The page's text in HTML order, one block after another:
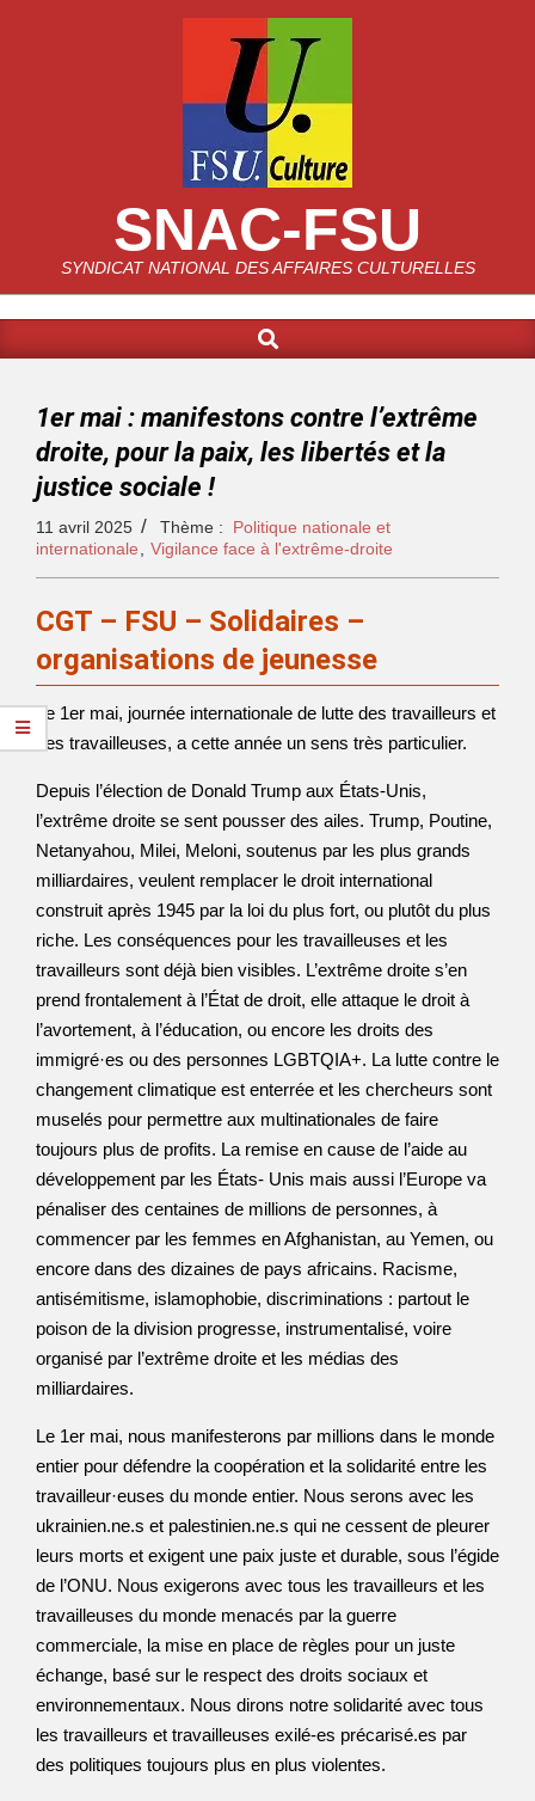
SNAC-FSU
SYNDICAT NATIONAL DES AFFAIRES CULTURELLES
1er mai : manifestons contre l’extrême
droite, pour la paix, les libertés et la
justice sociale !
11 avril 2025 Thème :
Politique nationale et
internationale
Vigilance face à l'extrême-droite
CGT – FSU – Solidaires –
organisations de jeunesse
Le 1er mai, journée internationale de lutte des travailleurs et
des travailleuses, a cette année un sens très particulier.
Depuis l’élection de Donald Trump aux États-Unis,
l’extrême droite se sent pousser des ailes. Trump, Poutine,
Netanyahou, Milei, Meloni, soutenus par les plus grands
milliardaires, veulent remplacer le droit international
construit après 1945 par la loi du plus fort, ou plutôt du plus
riche. Les conséquences pour les travailleuses et les
travailleurs sont déjà bien visibles. L’extrême droite s’en
prend frontalement à l’État de droit, elle attaque le droit à
l’avortement, à l’éducation, ou encore les droits des
immigré·es ou des personnes LGBTQIA+. La lutte contre le
changement climatique est enterrée et les chercheurs sont
muselés pour permettre aux multinationales de faire
toujours plus de profits. La remise en cause de l’aide au
développement par les États- Unis mais aussi l’Europe va
pénaliser des centaines de millions de personnes, à
commencer par les femmes en Afghanistan, au Yemen, ou
encore dans des dizaines de pays africains. Racisme,
antisémitisme, islamophobie, discriminations : partout le
poison de la division progresse, instrumentalisé, voire
organisé par l’extrême droite et les médias des
milliardaires.
Le 1er mai, nous manifesterons par millions dans le monde
entier pour défendre la coopération et la solidarité entre les
travailleur·euses du monde entier. Nous serons avec les
ukrainien.ne.s et palestinien.ne.s qui ne cessent de pleurer
leurs morts et exigent une paix juste et durable, sous l’égide
de l’ONU. Nous exigerons avec tous les travailleurs et les
travailleuses du monde menacés par la guerre
commerciale, la mise en place de règles pour un juste
échange, basé sur le respect des droits sociaux et
environnementaux. Nous dirons notre solidarité avec tous
les travailleurs et travailleuses exilé-es précarisé.es par
des politiques toujours plus en plus violentes.